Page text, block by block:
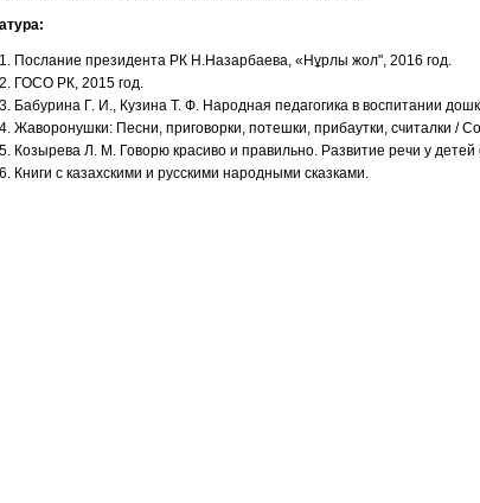
Послание президента РК Н.Назарбаева, «Нұрлы жол", 2016 год.
ГОСО РК, 2015 год.
Бабурина Г. И., Кузина Т. Ф. Народная педагогика в воспитании
Жаворонушки: Песни, приговорки, потешки, прибаутки, считалки /
Козырева Л. М. Говорю красиво и правильно. Развитие речи у
Книги с казахскими и русскими народными сказками.